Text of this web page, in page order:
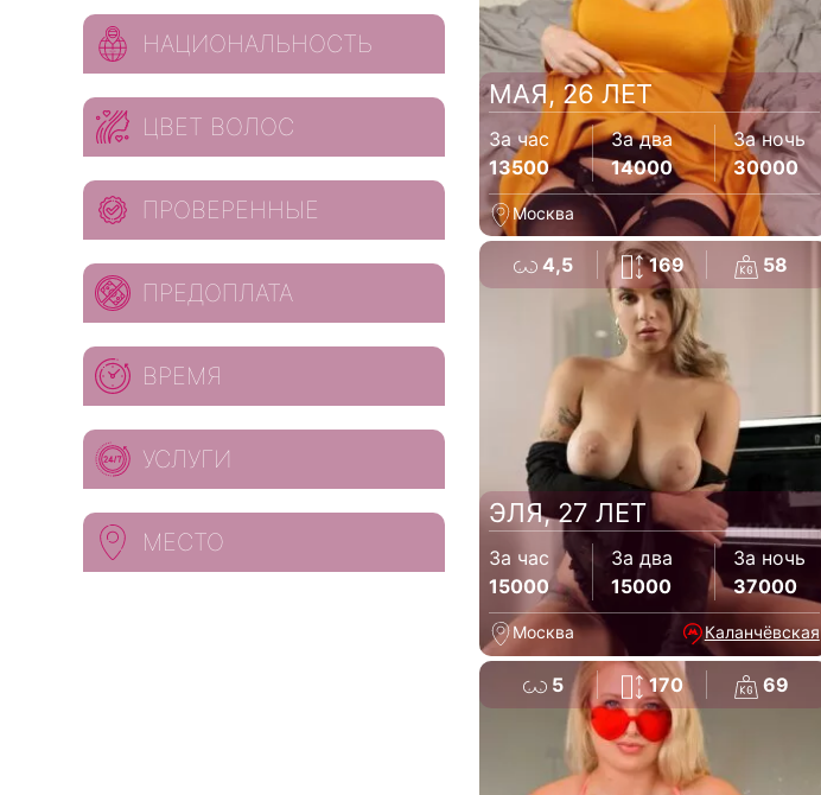
МАЯ, 26 ЛЕТ
За час
13500
За два
14000
За ночь
30000
Москва
4,5 169 58
ЭЛЯ, 27 ЛЕТ
За час
15000
За два
15000
За ночь
37000
Москва Каланчёвская
5 170 69
НАЦИОНАЛЬНОСТЬ
ЦВЕТ ВОЛОС
ПРОВЕРЕННЫЕ
ПРЕДОПЛАТА
ВРЕМЯ
УСЛУГИ
МЕСТО